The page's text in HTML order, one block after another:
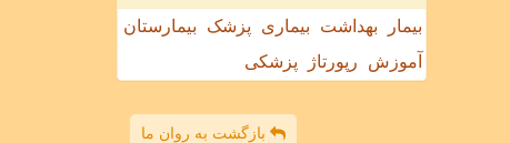
بیمار بهداشت بیماری پزشک
بیمارستان
آموزش
رپورتاژ پزشکی
بازگشت به روان ما